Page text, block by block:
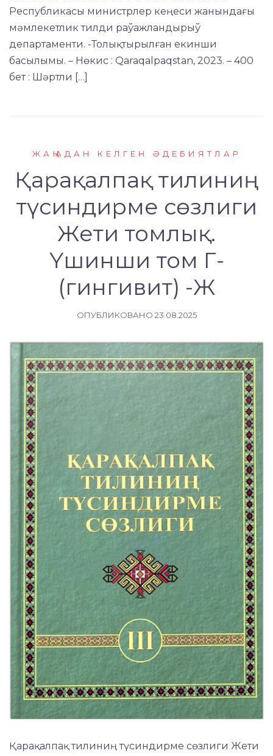
Республикасы министрлер кеңеси жанындағы
мәмлекетлик тилди раўажландырыў
департаменти. -Толықтырылған екинши
басылымы. – Нөкис : Qaraqalpaqstan, 2023. – 400
бет : Шәртли […]
ЖАҢАДАН КЕЛГЕН ӘДЕБИЯТЛАР
Қарақалпақ тилиниң
түсиндирме сөзлиги
Жети томлық.
Үшинши том Г-
(гингивит) -Ж
ОПУБЛИКОВАНО 23.08.2025
Қарақалпақ тилиниң түсиндирме сөзлиги Жети